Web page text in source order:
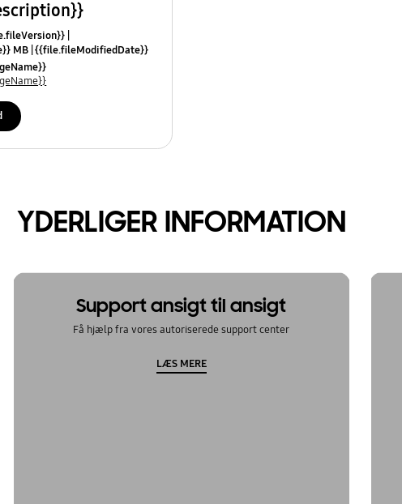
MB {{file.fileModifiedDate}}
YDERLIGER INFORMATION
Support ansigt til ansigt
Få hjælp fra vores autoriserede support center
LÆS MERE